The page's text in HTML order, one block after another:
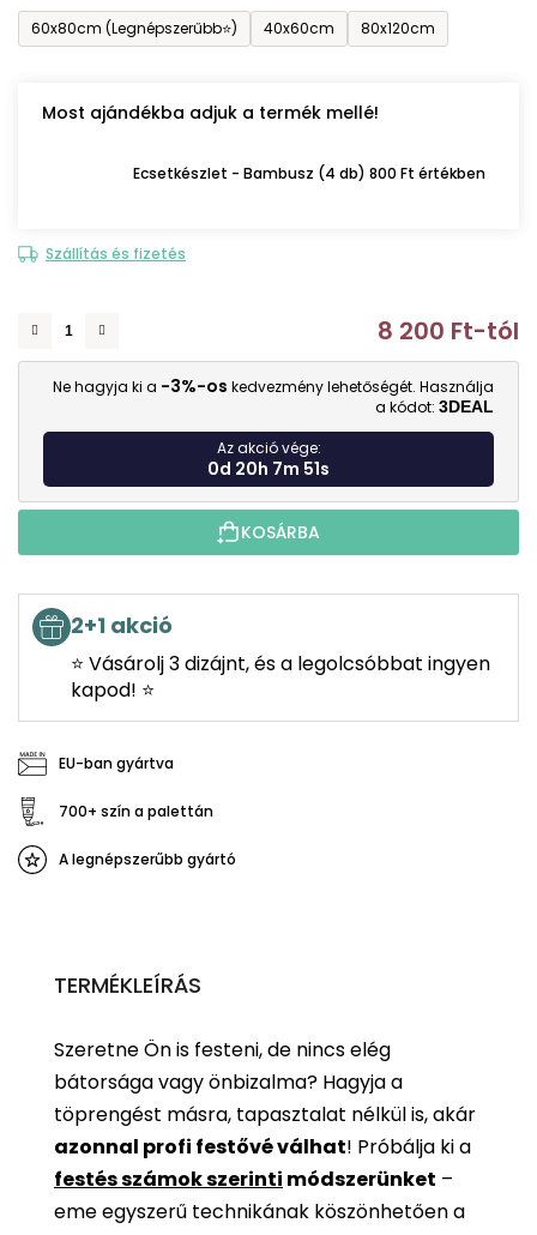
60x80cm (Legnépszerűbb⭐)
40x60cm 80x120cm
Most ajándékba adjuk a termék mellé!
Ecsetkészlet - Bambusz (4 db) 800 Ft értékben
Szállítás és fizetés
8 200 Ft-tól
Ne hagyja ki a -3%-os kedvezmény lehetőségét. Használja
a kódot: 3DEAL
Az akció vége:
0d 20h 7m 51s
KOSÁRBA
2+1 akció
⭐ Vásárolj 3 dizájnt, és a legolcsóbbat ingyen
kapod! ⭐
EU-ban gyártva
700+ szín a palettán
A legnépszerűbb gyártó
TERMÉKLEÍRÁS
Szeretne Ön is festeni, de nincs elég
bátorsága vagy önbizalma? Hagyja a
töprengést másra, tapasztalat nélkül is, akár
azonnal profi festővé válhat! Próbálja ki a
festés számok szerinti módszerünket –
eme egyszerű technikának köszönhetően a